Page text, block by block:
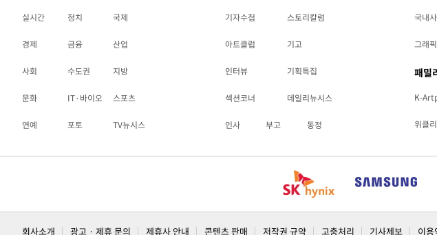
실시간 정치 국제
경제 금융 산업
사회 수도권 지방
문화 IT·바이오 스포츠
연예 포토 TV뉴시스
기자수첩 스토리칼럼
아트클럽 기고
인터뷰 기획특집
섹션코너 데일리뉴시스
인사 부고 동정
국내
그래픽
패밀
K-
위클
회사소개 광고 · 제휴 문의 제휴사 안내 콘텐츠 판매 저작권 규약 고충처리 기사제보 이용